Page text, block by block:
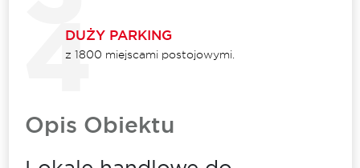
DUŻY PARKING
z 1800 miejscami postojowymi.
Opis Obiektu